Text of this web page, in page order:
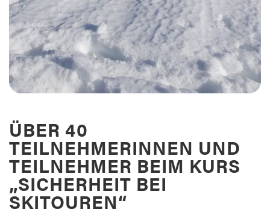
ÜBER 40
TEILNEHMERINNEN UND
TEILNEHMER BEIM KURS
„SICHERHEIT BEI
SKITOUREN“